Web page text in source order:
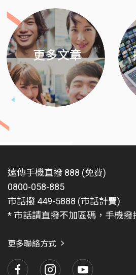
更多文章
遠傳手機直撥 888 (免費)
0800-058-885
市話撥 449-5888 (市話計費)
* 市話請直撥不加區碼，手機撥
更多聯絡方式